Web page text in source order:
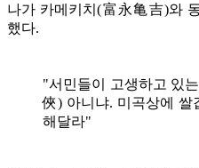
나가 카메키치(富永亀吉)와
했다.
"서민들이 고생하고 있
俠) 아니냐. 미곡상에 쌀
해달라"